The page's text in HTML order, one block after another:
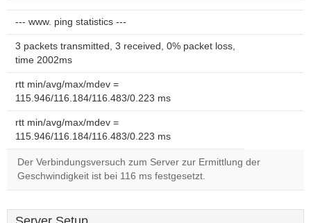
--- www. ping statistics ---
3 packets transmitted, 3 received, 0% packet loss,
time 2002ms
rtt min/avg/max/mdev =
115.946/116.184/116.483/0.223 ms
rtt min/avg/max/mdev =
115.946/116.184/116.483/0.223 ms
Der Verbindungsversuch zum Server zur Ermittlung der
Geschwindigkeit ist bei 116 ms festgesetzt.